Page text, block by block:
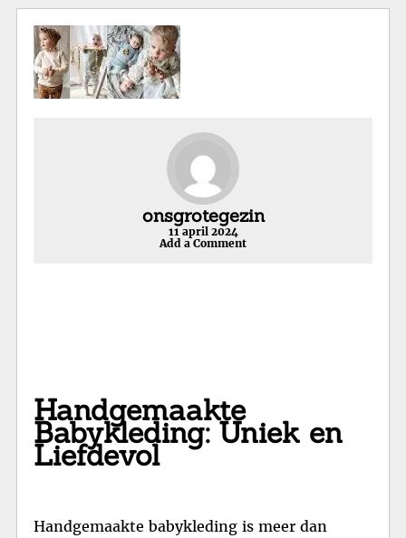
onsgrotegezin
11 april 2024
Add a Comment
Handgemaakte
Babykleding: Uniek en
Liefdevol
Handgemaakte babykleding is meer dan